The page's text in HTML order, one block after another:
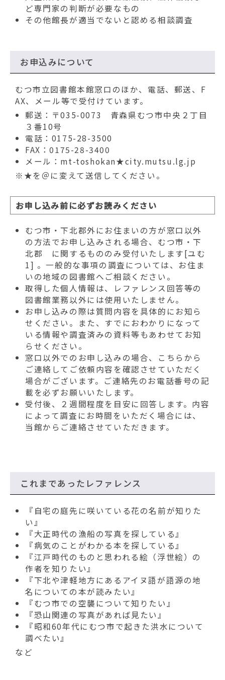
ど専門家の判断が必要なもの
その他館長が適当でないと認める相談調査
お申込みについて
むつ市立図書館本館窓口のほか、電話、郵送、F
AX、メール等で受付けています。
郵送：〒035-0073 青森県むつ市中央２丁目
３番10号
電話：0175-28-3500
FAX：0175-28-3400
メール：mt-toshokan★city.mutsu.lg.jp
※★を＠に変えて送信してください。
お申し込み前に必ずお読みください
むつ市・下北郡外にお住まいの方が窓口以外
の方法でお申し込みされる場合、むつ市・下
北郡 に関するもののみ受付いたします[ユむ
1] 。一般的な事項の調査については、お住ま
いの地域の図書館へご相談ください。
取得した個人情報は、レファレンス回答等の
図書館業務以外には使用いたしません。
お申し込みの際は質問内容を具体的にお知ら
せください。また、すでにおわかりになって
いる情報や調査済みの資料等もあわせてお知
らせください。
窓口以外でのお申し込みの場合、こちらから
ご連絡してご依頼内容を確認させていただく
場合がございます。ご連絡先のお電話番号の記
載を必ずお願いいたします。
受付後、２週間程度を目安に回答します。内容
によって調査にお時間をいただく場合には、
当館からご連絡させていただきます。
これまであったレファレンス
『自宅の庭先に咲いている花の名前が知りた
い』
『大正時代の漁船の写真を探している』
『病気のことがわかる本を探している』
『江戸時代のものと思われる絵（浮世絵）の
作者を知りたい』
『下北や津軽地方にあるアイヌ語が語源の地
名についての本が読みたい』
『むつ市での空襲について知りたい』
『恐山関連の写真があれば見たい』
『昭和60年代にむつ市で起きた洪水について
調べたい』
など